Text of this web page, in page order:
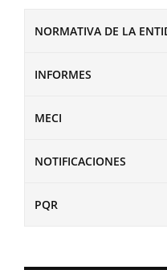
NORMATIVA DE LA
INFORMES
MECI
NOTIFICACIONES
PQR